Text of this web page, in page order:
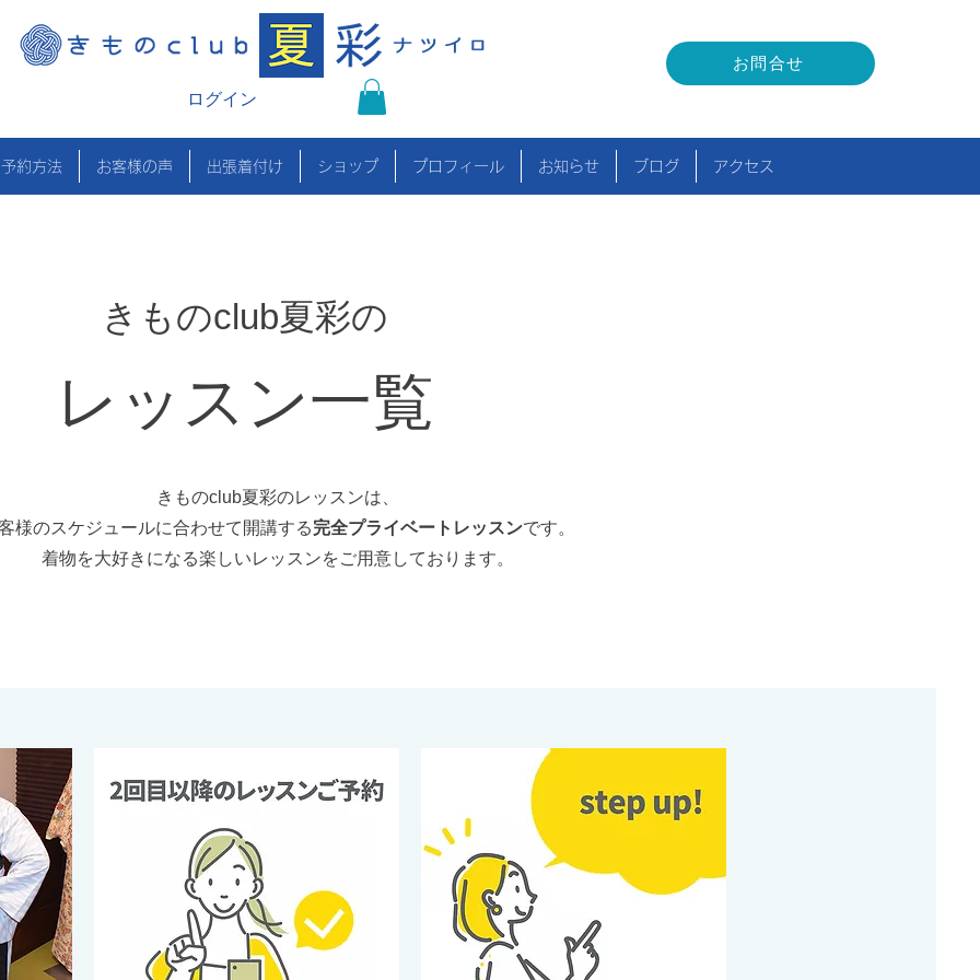
ログイン
お問合せ
約方法 お客様の声 出張着付け ショップ プロフィール お知らせ ブログ アクセス
きものclub夏彩の
レッスン一覧
きものclub夏彩のレッスンは、
様のスケジュールに合わせて開講する完全プライベートレッスンです。
​着物を大好きになる楽しいレッスンをご用意しております。